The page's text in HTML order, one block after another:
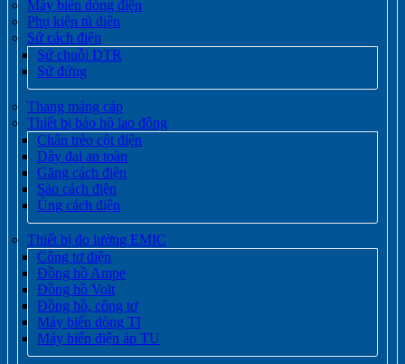
Máy biến dòng điện
Phụ kiện tủ điện
Sứ cách điện
Sứ chuỗi DTR
Sứ đứng
Thang máng cáp
Thiết bị bảo hộ lao động
Chân trèo cột điện
Dây đai an toàn
Găng cách điện
Sào cách điện
Ủng cách điện
Thiết bị đo lường EMIC
Công tơ điện
Đồng hồ Ampe
Đồng hồ Volt
Đồng hồ, công tơ
Máy biến dòng TI
Máy biến điện áp TU